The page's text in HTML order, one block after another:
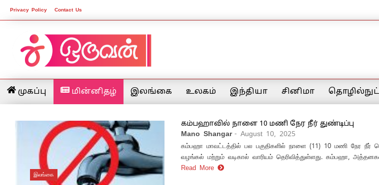
Privacy Policy Contact Us
முகப்பு மின்னிதழ் இலங்கை உலகம் இந்தியா சினிமா
இலங்கை
கம்பஹாவில் நாளை 10 மணி நேர நீர் துண்டிப்பு
Mano Shangar - August 10, 2025
கம்பஹா மாவட்டத்தில் பல பகுதிகளில் நாளை (11) 10 மணி நேர நீர்
வழங்கல் மற்றும் வடிகால் வாரியம் தெரிவித்துள்ளது. கம்பஹா,
Read More